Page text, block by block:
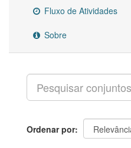
Fluxo de Atividades
Sobre
Ordenar por